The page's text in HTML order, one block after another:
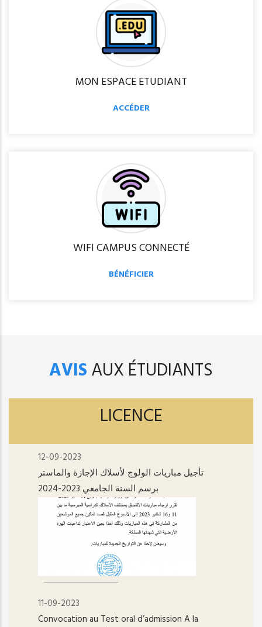
MON ESPACE ETUDIANT
ACCÉDER
WIFI CAMPUS CONNECTÉ
BÉNÉFICIER
AVISAUX ÉTUDIANTS
LICENCE
12-09-2023
تأجيل مباريات الولوج لأسلاك الإجازة والماستر
برسم السنة الجامعي 2023-2024
11-09-2023
Convocation au Test oral d’admission A la